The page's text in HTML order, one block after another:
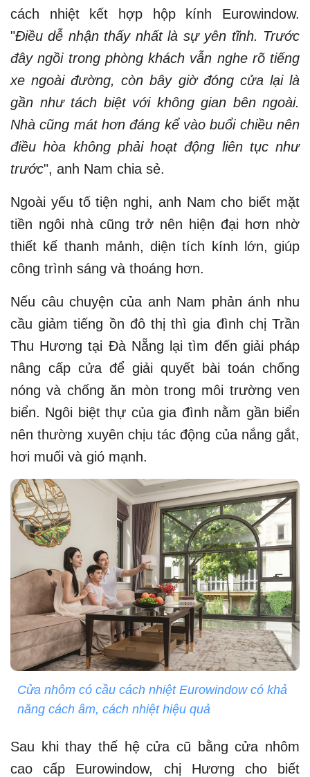
cách nhiệt kết hợp hộp kính Eurowindow.
"Điều dễ nhận thấy nhất là sự yên tĩnh. Trước
đây ngồi trong phòng khách vẫn nghe rõ tiếng
xe ngoài đường, còn bây giờ đóng cửa lại là
gần như tách biệt với không gian bên ngoài.
Nhà cũng mát hơn đáng kể vào buổi chiều nên
điều hòa không phải hoạt động liên tục như
trước", anh Nam chia sẻ.
Ngoài yếu tố tiện nghi, anh Nam cho biết mặt
tiền ngôi nhà cũng trở nên hiện đại hơn nhờ
thiết kế thanh mảnh, diện tích kính lớn, giúp
công trình sáng và thoáng hơn.
Nếu câu chuyện của anh Nam phản ánh nhu
cầu giảm tiếng ồn đô thị thì gia đình chị Trần
Thu Hương tại Đà Nẵng lại tìm đến giải pháp
nâng cấp cửa để giải quyết bài toán chống
nóng và chống ăn mòn trong môi trường ven
biển. Ngôi biệt thự của gia đình nằm gần biển
nên thường xuyên chịu tác động của nắng gắt,
hơi muối và gió mạnh.
Cửa nhôm có cầu cách nhiệt Eurowindow có khả
năng cách âm, cách nhiệt hiệu quả
Sau khi thay thế hệ cửa cũ bằng cửa nhôm
cao cấp Eurowindow, chị Hương cho biết